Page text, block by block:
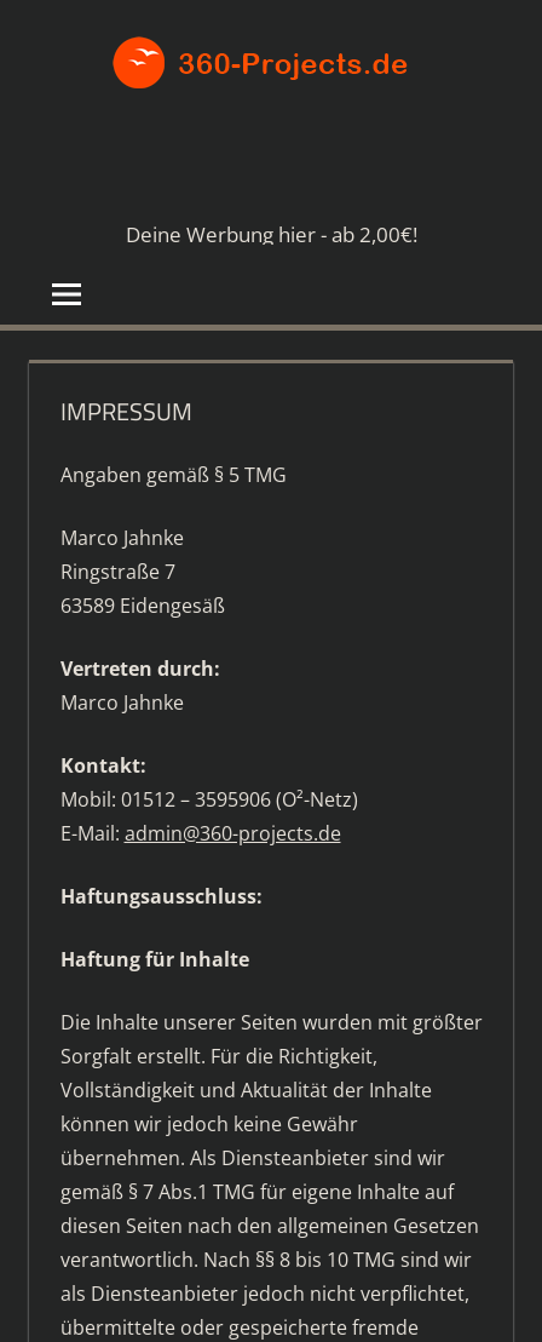
Deine Werbung hier - ab 2,00€!
IMPRESSUM
Angaben gemäß § 5 TMG
Marco Jahnke
Ringstraße 7
63589 Eidengesäß
Vertreten durch:
Marco Jahnke
Kontakt:
Mobil: 01512 – 3595906 (O²-Netz)
E-Mail: admin@360-projects.de
Haftungsausschluss:
Haftung für Inhalte
Die Inhalte unserer Seiten wurden mit größter
Sorgfalt erstellt. Für die Richtigkeit,
Vollständigkeit und Aktualität der Inhalte
können wir jedoch keine Gewähr
übernehmen. Als Diensteanbieter sind wir
gemäß § 7 Abs.1 TMG für eigene Inhalte auf
diesen Seiten nach den allgemeinen Gesetzen
verantwortlich. Nach §§ 8 bis 10 TMG sind wir
als Diensteanbieter jedoch nicht verpflichtet,
übermittelte oder gespeicherte fremde